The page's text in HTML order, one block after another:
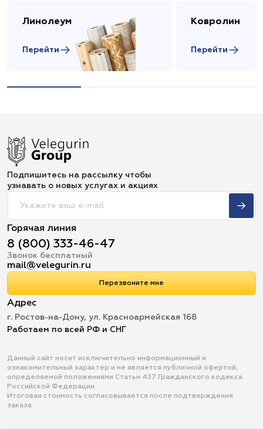
Линолеум
Перейти
Ковролин
Перейти
Подпишитесь на рассылку чтобы
узнавать о новых услугах и акциях
Горячая линия
8 (800) 333-46-47
Звонок бесплатный
mail@velegurin.ru
Перезвоните мне
Адрес
г. Ростов-на-Дону, ул. Красноармейская 168
Работаем по всей РФ и СНГ
Данный сайт носит исключительно информационный и
ознакомительный характер и не является публичной офертой,
определяемой положениями Статьи 437 Гражданского кодекса
Российской Федерации.
Итоговая стоимость согласовывается после подтверждения
заказа.